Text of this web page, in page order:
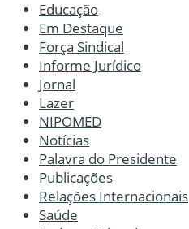
Educação
Em Destaque
Força Sindical
Informe Jurídico
Jornal
Lazer
NIPOMED
Notícias
Palavra do Presidente
Publicações
Relações Internacionais
Saúde